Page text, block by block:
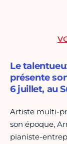
Le
présente
6 juillet, au
Artiste multi-
son époque,
pianiste-